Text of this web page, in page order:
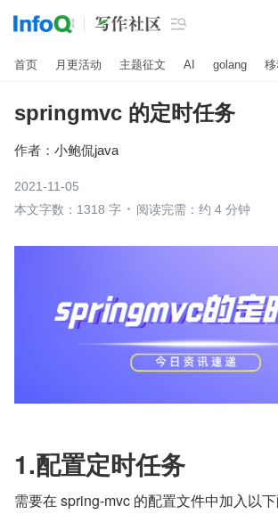

首页 月更活动 主题征文 AI golang
springmvc 的定时任务
作者： 小鲍侃java
2021-11-05
本文字数：1318 字
阅读完需：约 4 分钟
1.配置定时任务
需要在 spring-mvc 的配置文件中加入以下